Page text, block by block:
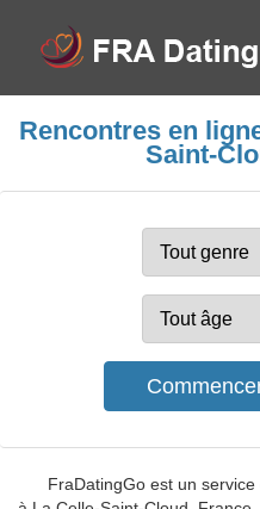
Rencontres en
Saint-
FraDatingGo est un